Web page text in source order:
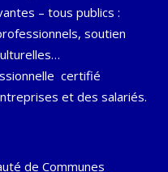
– tous publics :
soutien
certifié
et des salariés.
de Communes